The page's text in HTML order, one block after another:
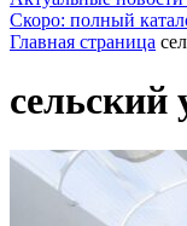
Скоро: полный
Главная страница
сельский